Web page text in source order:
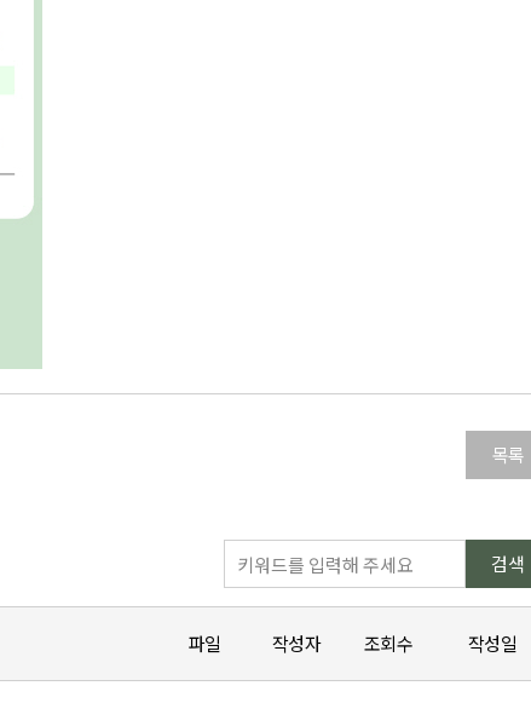
목록
검색
파일 작성자 조회수 작성일